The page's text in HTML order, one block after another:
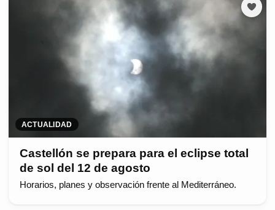
ACTUALIDAD
Castellón se prepara para el eclipse total
de sol del 12 de agosto
Horarios, planes y observación frente al Mediterráneo.